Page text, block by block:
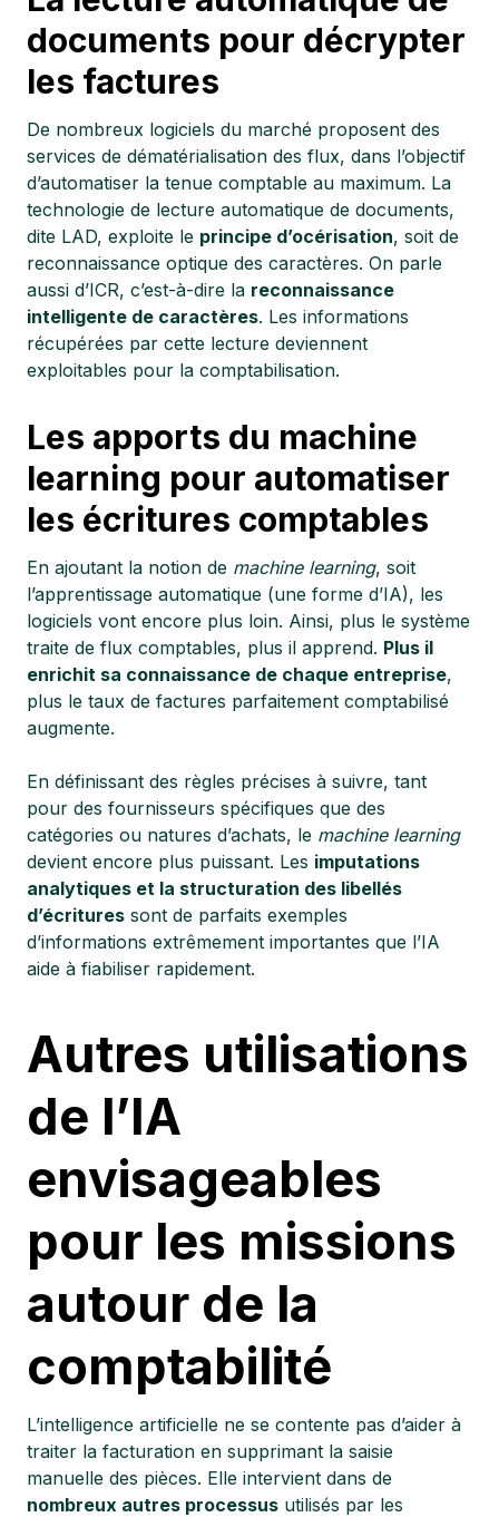
documents pour décrypter
les factures
De nombreux logiciels du marché proposent des
services de dématérialisation des flux, dans l’objectif
d’automatiser la tenue comptable au maximum. La
technologie de lecture automatique de documents,
dite LAD, exploite le principe d’océrisation, soit de
reconnaissance optique des caractères. On parle
aussi d’ICR, c’est-à-dire la reconnaissance
intelligente de caractères. Les informations
récupérées par cette lecture deviennent
exploitables pour la comptabilisation.
Les apports du machine
learning pour automatiser
les écritures comptables
En ajoutant la notion de machine learning, soit
l’apprentissage automatique (une forme d’IA), les
logiciels vont encore plus loin. Ainsi, plus le système
traite de flux comptables, plus il apprend. Plus il
enrichit sa connaissance de chaque entreprise,
plus le taux de factures parfaitement comptabilisé
augmente.
En définissant des règles précises à suivre, tant
pour des fournisseurs spécifiques que des
catégories ou natures d’achats, le machine learning
devient encore plus puissant. Les imputations
analytiques et la structuration des libellés
d’écritures sont de parfaits exemples
d’informations extrêmement importantes que l’IA
aide à fiabiliser rapidement.
Autres utilisations
de l’IA
envisageables
pour les missions
autour de la
comptabilité
L’intelligence artificielle ne se contente pas d’aider à
traiter la facturation en supprimant la saisie
manuelle des pièces. Elle intervient dans de
nombreux autres processus utilisés par les